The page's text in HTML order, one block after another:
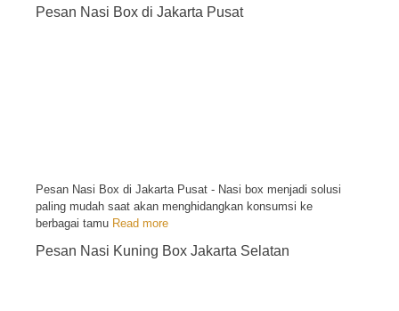
Pesan Nasi Box di Jakarta Pusat
Pesan Nasi Box di Jakarta Pusat - Nasi box menjadi solusi
paling mudah saat akan menghidangkan konsumsi ke
berbagai tamu Read more
Pesan Nasi Kuning Box Jakarta Selatan